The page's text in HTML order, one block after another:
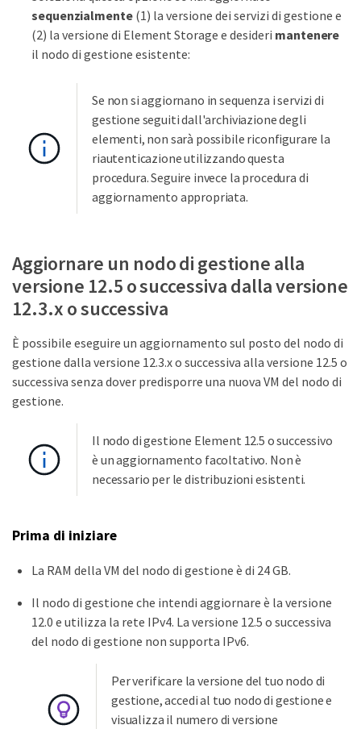
sequenzialmente(1) la versione dei servizi di gestione e
(2) la versione di Element Storage e desideri mantenere
il nodo di gestione esistente:
Se non si aggiornano in sequenza i servizi di
gestione seguiti dall'archiviazione degli
elementi, non sarà possibile riconfigurare la
riautenticazione utilizzando questa
procedura. Seguire invece la procedura di
aggiornamento appropriata.
Aggiornare un nodo di gestione alla
versione 12.5 o successiva dalla versione
12.3.x o successiva
È possibile eseguire un aggiornamento sul posto del nodo di
gestione dalla versione 12.3.x o successiva alla versione 12.5 o
successiva senza dover predisporre una nuova VM del nodo di
gestione.
Il nodo di gestione Element 12.5 o successivo
è un aggiornamento facoltativo. Non è
necessario per le distribuzioni esistenti.
Prima di iniziare
La RAM della VM del nodo di gestione è di 24 GB.
Il nodo di gestione che intendi aggiornare è la versione
12.0 e utilizza la rete IPv4. La versione 12.5 o successiva
del nodo di gestione non supporta IPv6.
Per verificare la versione del tuo nodo di
gestione, accedi al tuo nodo di gestione e
visualizza il numero di versione